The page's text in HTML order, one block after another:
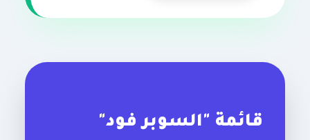
قائمة "السوبر فود"